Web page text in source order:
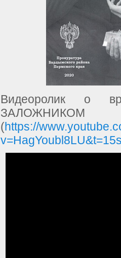
Видеоролик о
ЗАЛОЖНИКОМ
(https://